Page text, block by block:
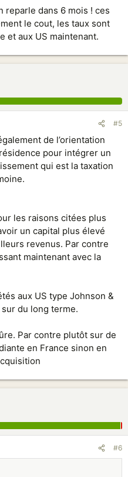
de Ponzi, même si
des bénéfices
reparle dans 6 mois ! ces
le cout, les taux sont
et aux US maintenant.
#5
de l’orientation
pour intégrer un
qui est la taxation
les raisons citées plus
un capital plus élevé
revenus. Par contre
maintenant avec la
aux US type Johnson &
du long terme.
Par contre plutôt sur de
en France sinon en
#6